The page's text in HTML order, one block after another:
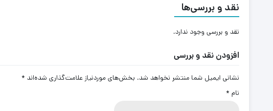
نقد و بررسی‌ها
نقد و بررسی وجود ندارد.
افزودن نقد و بررسی
نشانی ایمیل شما منتشر نخواهد شد. بخش‌های موردنیاز علامت‌گذاری شده‌اند *
نام *